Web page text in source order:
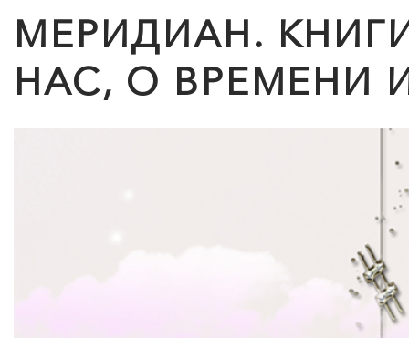
МЕРИДИАН.
НАС, О ВРЕМЕНИ